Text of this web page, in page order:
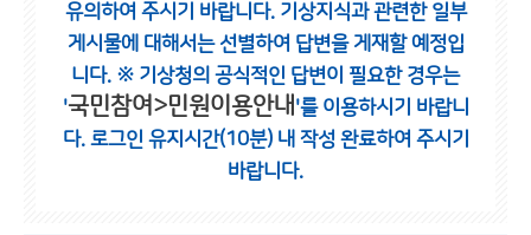
유의하여 주시기 바랍니다. 기상지식과 관련한 일부
게시물에 대해서는 선별하여 답변을 게재할 예정입
니다. ※ 기상청의 공식적인 답변이 필요한 경우는
'국민참여>민원이용안내 '를 이용하시기 바랍니
다. 로그인 유지시간(10분) 내 작성 완료하여 주시기
바랍니다.